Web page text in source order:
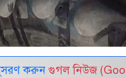
করুন গুগল নিউজ